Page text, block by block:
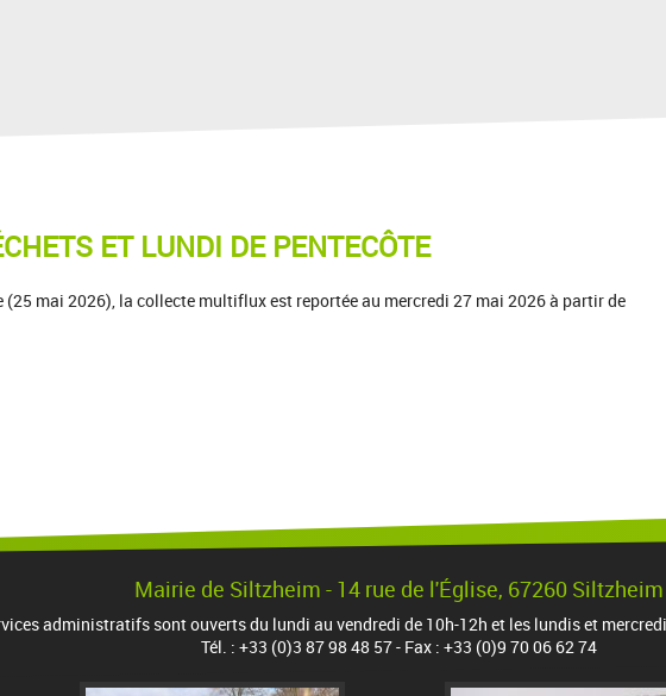
ET LUNDI DE PENTECÔTE
(25 mai 2026), la collecte multiflux est reportée au mercredi 27 mai 2026 à partir de
Mairie de Siltzheim - 14 rue de l'Église, 67260 Siltzheim
administratifs sont ouverts du lundi au vendredi de 10h-12h et les lundis et
Tél. : +33 (0)3 87 98 48 57 - Fax : +33 (0)9 70 06 62 74